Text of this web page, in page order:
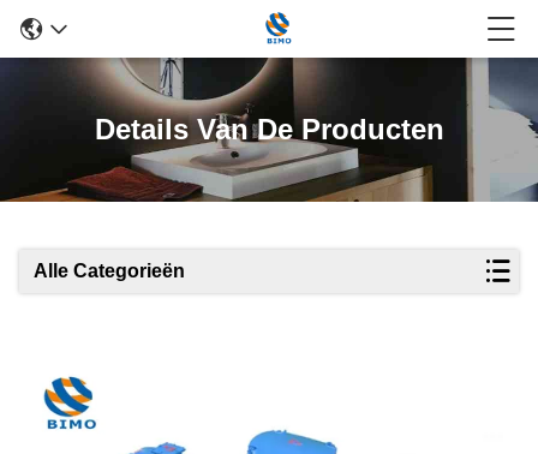
Details Van De Producten
Alle Categorieën